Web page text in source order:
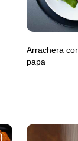
Arrachera
papa